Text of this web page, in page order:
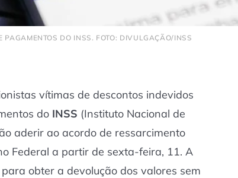
PAGAMENTOS DO INSS. FOTO: DIVULGAÇÃO/INSS
vítimas de descontos indevidos
do INSS (Instituto Nacional de
aderir ao acordo de ressarcimento
Federal a partir de sexta-feira, 11. A
obter a devolução dos valores sem